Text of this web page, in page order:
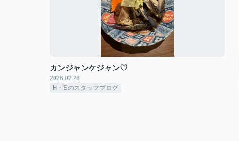
カンジャンケジャン♡
2026.02.28
H・Sのスタッフブログ